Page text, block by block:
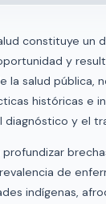
constituye
y
la salud pública,
históricas e
diagnóstico y el
de
indígenas,